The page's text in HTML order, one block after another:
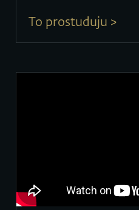
To prostuduju >